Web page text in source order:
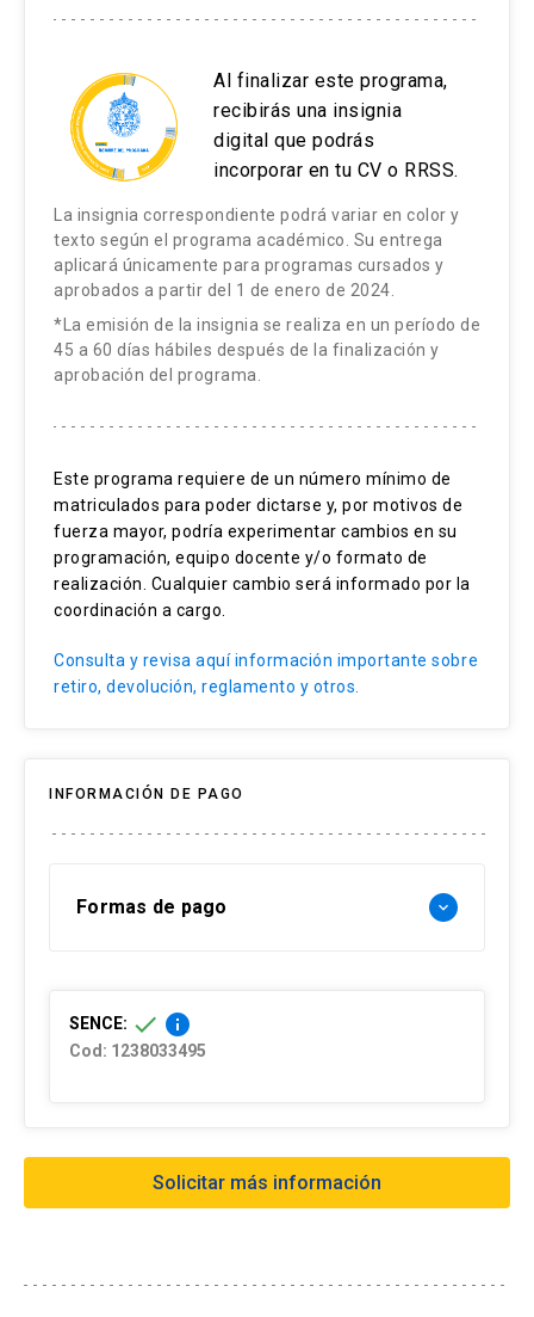
informáticos.
Agile: sus metodologías más comunes
Scrum: la práctica Agile más difundida
Priorización, estimación y consenso
Al finalizar este programa,
recibirás una insignia
digital que podrás
incorporar en tu CV o RRSS.
La insignia correspondiente podrá variar en color y
texto según el programa académico. Su entrega
aplicará únicamente para programas cursados y
aprobados a partir del 1 de enero de 2024.
*La emisión de la insignia se realiza en un período de
45 a 60 días hábiles después de la finalización y
aprobación del programa.
Este programa requiere de un número mínimo de
matriculados para poder dictarse y, por motivos de
fuerza mayor, podría experimentar cambios en su
programación, equipo docente y/o formato de
realización. Cualquier cambio será informado por la
coordinación a cargo.
Consulta y revisa aquí información importante sobre
retiro, devolución, reglamento y otros.
INFORMACIÓN DE PAGO
Formas de pago keyboard_arrow_down
- Web pay: Tarjeta de crédito hasta 3 cuotas
Formas de pago extranjero:
SENCE: check info
Cod: 1238033495
Solicitar más información